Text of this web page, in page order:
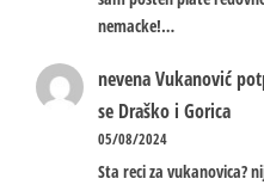
nemacke!…
nevenaVukanović
se Draško i Gorica
05/08/2024
Sta reci za vukanovica?